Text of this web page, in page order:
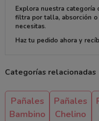
Explora nuestra categoría
filtra por talla, absorción
necesitas.
Haz tu pedido ahora y
Categorías relacionadas
Pañales
Bambino
Pañales
Chelino